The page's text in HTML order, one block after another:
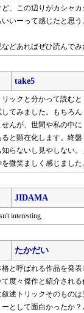
、この辺りがカシャ
いーって感じたと思う
どあればぜひ読んでみ
take5
ックと分かって読むと
てみました。もちろん
んが、世間や私の中に
と顕在化します。終盤
らないし見やしない。
微笑ましく感じました
JIDAMA
interesting.
たかだい
と呼ばれる作品を発
度々傑作と紹介される
述トリックそのもの
として面白かったか